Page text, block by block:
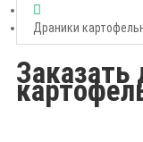
Драники
Заказать